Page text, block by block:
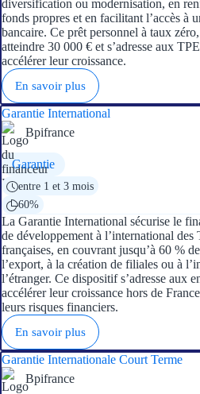
diversification ou modernisation, en
fonds propres et en facilitant l’accès à
bancaire. Ce prêt personnel à taux
atteindre 30 000 € et s’adresse aux
accélérer leur croissance.
En savoir plus
Garantie International
Bpifrance
Garantie
entre 1 et 3 mois
60%
La Garantie International sécurise le
de développement à l’international des
françaises, en couvrant jusqu’à 60 %
l’export, à la création de filiales ou à
l’étranger. Ce dispositif s’adresse aux
accélérer leur croissance hors de
leurs risques financiers.
En savoir plus
Garantie Internationale Court Terme
Bpifrance